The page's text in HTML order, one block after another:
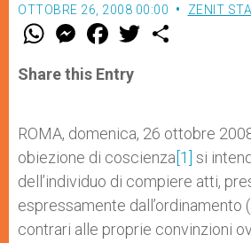
OTTOBRE 26, 2008 00:00 ZENIT
W
t
s
p
M
e
s
e
r
F
a
e
b
k
w
Share this Entry
ROMA, domenica, 26 ottobre
obiezione di coscienza [1] si
dell’individuo di compiere atti,
espressamente dall’ordinamento
contrari alle proprie convinzioni